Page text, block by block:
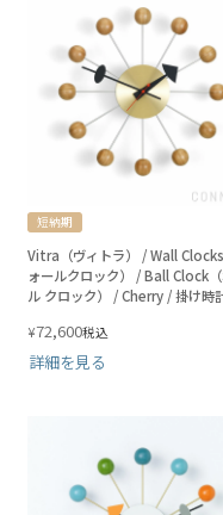
短納期
Vitra（ヴィトラ） / Wall
ォールクロック） / Ball Clock
ル クロック） / Cherry / 掛け時
¥72,600税込
詳細を見る